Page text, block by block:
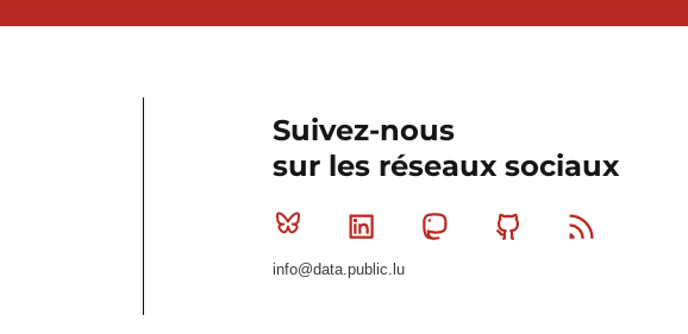
Suivez-nous
sur les réseaux sociaux
Bluesky Linkedin MastodonGithub
info@data.public.lu